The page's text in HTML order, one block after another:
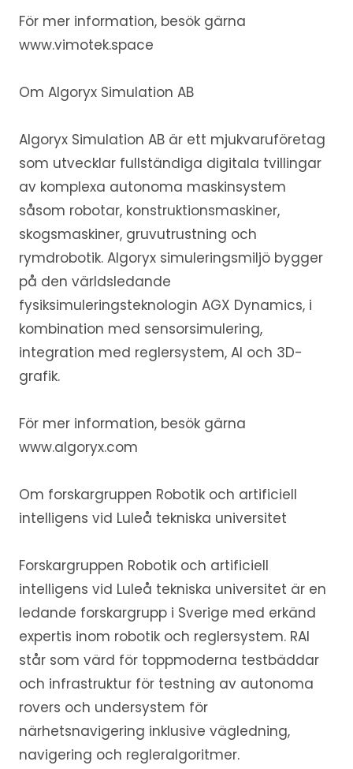
För mer information, besök gärna
www.vimotek.space
Om Algoryx Simulation AB
Algoryx Simulation AB är ett mjukvaruföretag
som utvecklar fullständiga digitala tvillingar
av komplexa autonoma maskinsystem
såsom robotar, konstruktionsmaskiner,
skogsmaskiner, gruvutrustning och
rymdrobotik. Algoryx simuleringsmiljö bygger
på den världsledande
fysiksimuleringsteknologin AGX Dynamics, i
kombination med sensorsimulering,
integration med reglersystem, AI och 3D-
grafik.
För mer information, besök gärna
www.algoryx.com
Om forskargruppen Robotik och artificiell
intelligens vid Luleå tekniska universitet
Forskargruppen Robotik och artificiell
intelligens vid Luleå tekniska universitet är en
ledande forskargrupp i Sverige med erkänd
expertis inom robotik och reglersystem. RAI
står som värd för toppmoderna testbäddar
och infrastruktur för testning av autonoma
rovers och undersystem för
närhetsnavigering inklusive vägledning,
navigering och regleralgoritmer.